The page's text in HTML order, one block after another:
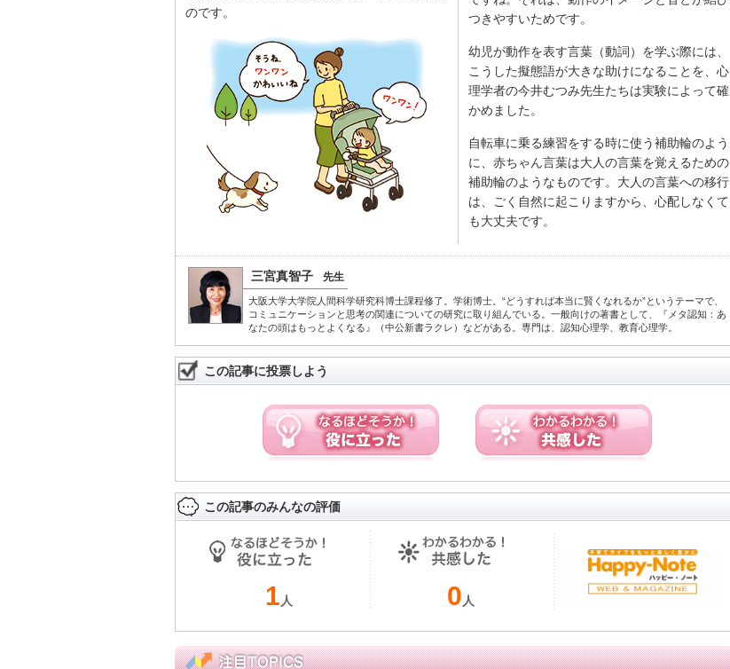
のです。
つきやすいためです。
幼児が動作を表す言葉（動詞）を学ぶ際には、
こうした擬態語が大きな助けになることを、心
理学者の今井むつみ先生たちは実験によって確
かめました。
自転車に乗る練習をする時に使う補助輪のよう
に、赤ちゃん言葉は大人の言葉を覚えるための
補助輪のようなものです。大人の言葉への移行
は、ごく自然に起こりますから、心配しなくて
も大丈夫です。
三宮真智子 先生
大阪大学大学院人間科学研究科博士課程修了。学術博士。“どうすれば本当に賢くなれるか”というテーマで、
コミュニケーションと思考の関連についての研究に取り組んでいる。一般向けの著書として、『メタ認知：あ
なたの頭はもっとよくなる』（中公新書ラクレ）などがある。専門は、認知心理学、教育心理学。
この記事に投票しよう
この記事のみんなの評価
1 人 0 人